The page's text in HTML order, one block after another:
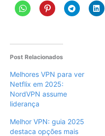
Post Relacionados
Melhores VPN para ver
Netflix em 2025:
NordVPN assume
liderança
Melhor VPN: guia 2025
destaca opções mais